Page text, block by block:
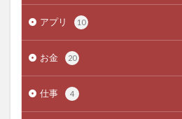
アプリ 10
お金 20
仕事 4